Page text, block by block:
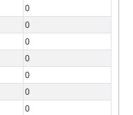
0
0
0
0
0
0
0